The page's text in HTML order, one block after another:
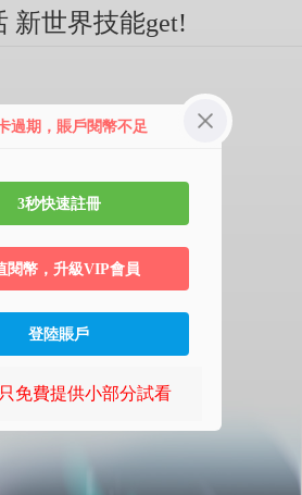
新世界技能get!
過期，賬戶閱幣不足
3秒快速註冊
閱幣，升級VIP會員
登陸賬戶
免費提供小部分試看